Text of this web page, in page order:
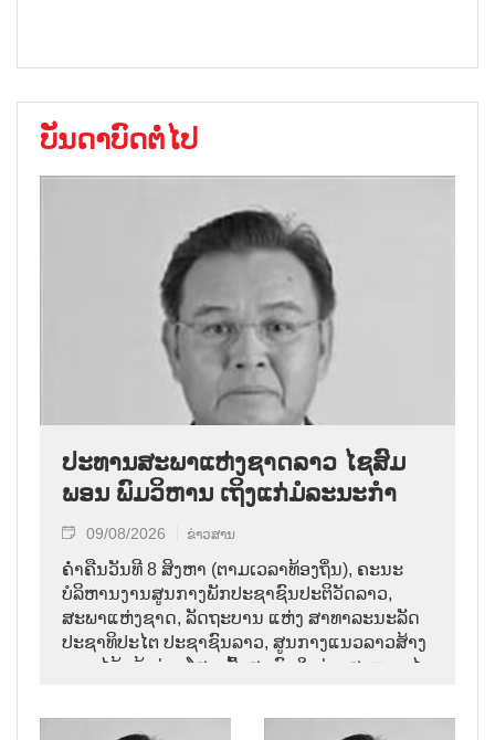
ບັນດາບົດຕໍ່ໄປ
ປະທານສະພາແຫ່ງຊາດລາວ ໄຊສົມ
ພອນ ພົມວິຫານ ເຖິງແກ່ມໍລະນະກຳ
09/08/2026 ຂ່າວສານ
ຄ່ຳຄືນວັນທີ 8 ສິງຫາ (ຕາມເວລາທ້ອງຖິ່ນ), ຄະນະ
ບໍລິຫານງານສູນກາງພັກປະຊາຊົນປະຕິວັດລາວ,
ສະພາແຫ່ງຊາດ, ລັດຖະບານ ແຫ່ງ ສາທາລະນະລັດ
ປະຊາທິປະໄຕ ປະຊາຊົນລາວ, ສູນກາງແນວລາວສ້າງ
ຊາດ ໄດ້ແຈ້ງຂ່າວໂສກເສົ້າສະຫຼົດໃຈວ່າ: ສະຫາຍ ໄຊ
ໄດ້ເຖິງແກ່ມໍລະນະກຳ ໃນອາຍຸ 70 ປີ, ຫຼັງຈາກປ່ວຍ